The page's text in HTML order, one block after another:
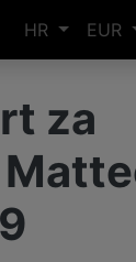
HR EUR
za